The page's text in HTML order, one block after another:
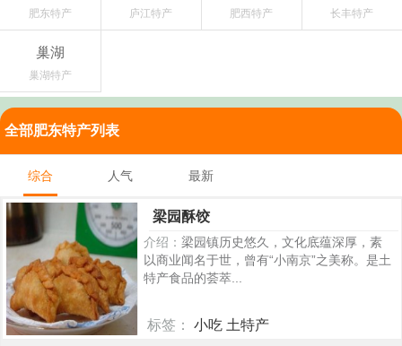
肥东特产 庐江特产 肥西特产 长丰特产
巢湖
巢湖特产
全部肥东特产列表
综合 人气 最新
梁园酥饺
介绍： 梁园镇历史悠久，文化底蕴深厚，素
以商业闻名于世，曾有“小南京”之美称。是土
特产食品的荟萃...
标签： 小吃 土特产